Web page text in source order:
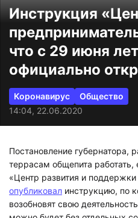
Инструкция
что с 29 июня
официально
Коронавирус
Общество
14:04, 22.06.2020
Постановление губернатора,
террасам общепита
«Центр развития и
опубликовал инструкцию, по
возобновят свою